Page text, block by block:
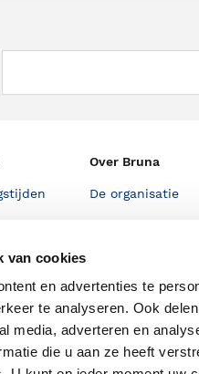
van cookies
en advertenties te
te analyseren. Ook
media, adverteren en
die u aan ze heeft
Over Bruna
De organisatie
De voordelen
Responsible